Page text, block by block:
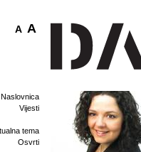
A A
Naslovnica
Vijesti
tema
Osvrti